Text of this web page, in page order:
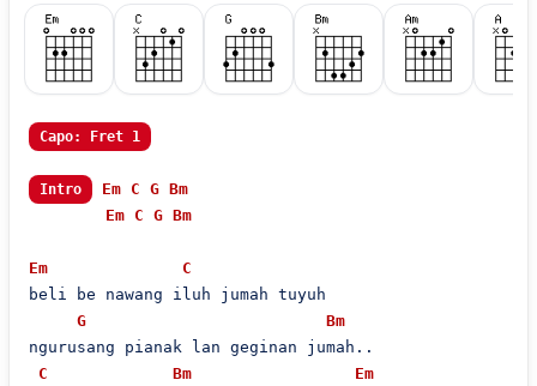
Capo: Fret 1
Intro Em C G Bm
Em
C G Bm
Em
C
beli be nawang iluh jumah tuyuh
G
Bm
ngurusang pianak lan geginan jumah..
C
Bm
Em